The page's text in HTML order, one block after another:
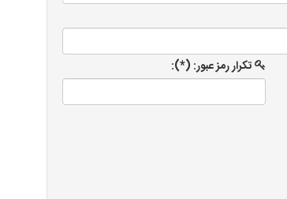
تکرار رمز عبور: (*):